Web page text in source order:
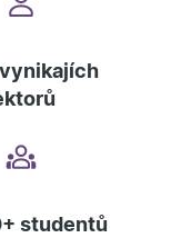
na VŠE a v
studentů